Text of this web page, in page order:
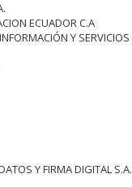
ECUADOR C.A
Y SERVICIOS
Y FIRMA DIGITAL S.A.